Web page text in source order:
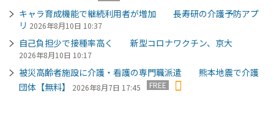
キャラ育成機能で継続利用者が増加 長寿研の介護予防アプ
リ 2026年8月10日 10:37
自己負担少で接種率高く 新型コロナワクチン、京大
2026年8月10日 10:17
被災高齢者施設に介護・看護の専門職派遣 熊本地震で介護
団体【無料】
2026年8月7日 17:45 FREE